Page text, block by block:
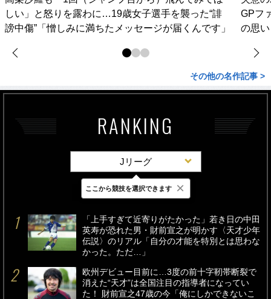
しい」と怒りを露わに…19歳女子選手を襲った“誹
謗中傷”「憎しみに満ちたメッセージが届くんです」
GPフ
の思
その他の名作記事 >
RANKING
Jリーグ
最新 24時間 週間
「上手すぎて近寄りがたかった」若き日の中田
英寿が恐れた男・財前宣之が明かす〈天才少年
伝説〉のリアル「自分の才能を特別とは思わな
かった。ただ…」
欧州デビュー目前に…3度の前十字靭帯断裂で
消えた“天才”は全国注目の指導者になってい
た！ 財前宣之47歳の今「俺にしかできないこ
ここから競技を選択できます ×